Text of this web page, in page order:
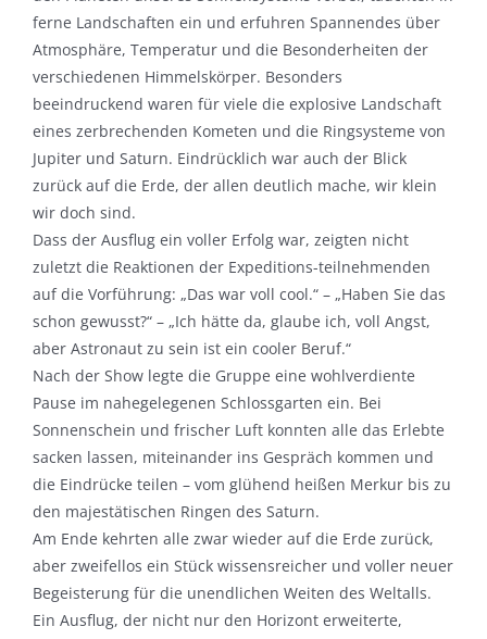
ferne Landschaften ein und erfuhren Spannendes über
Atmosphäre, Temperatur und die Besonderheiten der
verschiedenen Himmelskörper. Besonders
beeindruckend waren für viele die explosive Landschaft
eines zerbrechenden Kometen und die Ringsysteme von
Jupiter und Saturn. Eindrücklich war auch der Blick
zurück auf die Erde, der allen deutlich mache, wir klein
wir doch sind.
Dass der Ausflug ein voller Erfolg war, zeigten nicht
zuletzt die Reaktionen der Expeditions-teilnehmenden
auf die Vorführung: „Das war voll cool.“ – „Haben Sie das
schon gewusst?“ – „Ich hätte da, glaube ich, voll Angst,
aber Astronaut zu sein ist ein cooler Beruf.“
Nach der Show legte die Gruppe eine wohlverdiente
Pause im nahegelegenen Schlossgarten ein. Bei
Sonnenschein und frischer Luft konnten alle das Erlebte
sacken lassen, miteinander ins Gespräch kommen und
die Eindrücke teilen – vom glühend heißen Merkur bis zu
den majestätischen Ringen des Saturn.
Am Ende kehrten alle zwar wieder auf die Erde zurück,
aber zweifellos ein Stück wissensreicher und voller neuer
Begeisterung für die unendlichen Weiten des Weltalls.
Ein Ausflug, der nicht nur den Horizont erweiterte,